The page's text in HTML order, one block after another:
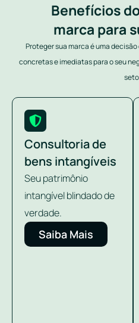
Benefícios
marca para
Proteger sua marca é uma
concretas e imediatas para o seu
Consultoria de
bens intangíveis
Seu patrimônio
intangível blindado de
verdade.
Saiba Mais